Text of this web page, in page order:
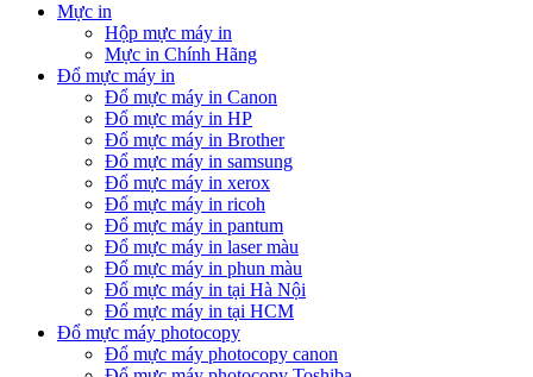
Mực in
Hộp mực máy in
Mực in Chính Hãng
Đổ mực máy in
Đổ mực máy in Canon
Đổ mực máy in HP
Đổ mực máy in Brother
Đổ mực máy in samsung
Đổ mực máy in xerox
Đổ mực máy in ricoh
Đổ mực máy in pantum
Đổ mực máy in laser màu
Đổ mực máy in phun màu
Đổ mực máy in tại Hà Nội
Đổ mực máy in tại HCM
Đổ mực máy photocopy
Đổ mực máy photocopy canon